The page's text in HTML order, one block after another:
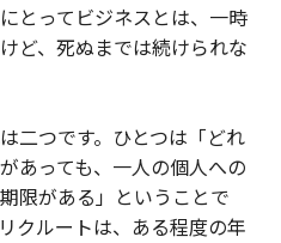
とってビジネスとは、一時
ど、死ぬまでは続けられな
二つです。ひとつは「どれ
あっても、一人の個人への
限がある」ということで
クルートは、ある程度の年